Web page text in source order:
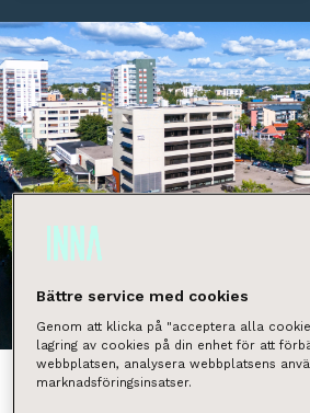
Bättre service med cookies
Genom att klicka på "acceptera alla
lagring av cookies på din enhet för att
webbplatsen, analysera webbplatsens
marknadsföringsinsatser.